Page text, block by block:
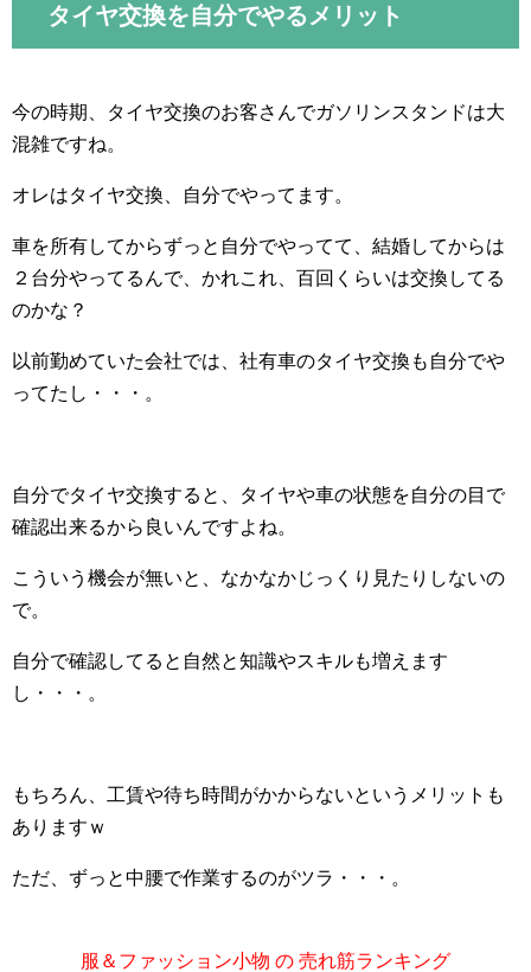
タイヤ交換を自分でやるメリット
今の時期、タイヤ交換のお客さんでガソリンスタンドは大
混雑ですね。
オレはタイヤ交換、自分でやってます。
車を所有してからずっと自分でやってて、結婚してからは
２台分やってるんで、かれこれ、百回くらいは交換してる
のかな？
以前勤めていた会社では、社有車のタイヤ交換も自分でや
ってたし・・・。
自分でタイヤ交換すると、タイヤや車の状態を自分の目で
確認出来るから良いんですよね。
こういう機会が無いと、なかなかじっくり見たりしないの
で。
自分で確認してると自然と知識やスキルも増えます
し・・・。
もちろん、工賃や待ち時間がかからないというメリットも
ありますｗ
ただ、ずっと中腰で作業するのがツラ・・・。
服＆ファッション小物 の 売れ筋ランキング